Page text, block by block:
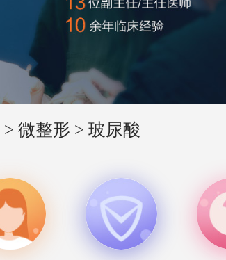
>微整形 >玻尿酸